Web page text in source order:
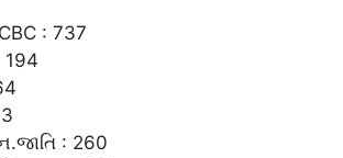
: 737
194
: 260